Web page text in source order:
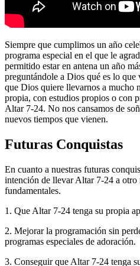
Siempre que cumplimos un año
programa especial en el que le
permitido estar en antena un año
preguntándole a Dios qué es lo que
que Dios quiere llevarnos a mucho
propia, con estudios propios o con
Altar 7-24. No nos cansamos de
nuevos tiempos que vienen.
Futuras Conquistas
En cuanto a nuestras futuras
intención de llevar Altar 7-24 a otro
fundamentales.
1. Que Altar 7-24 tenga su propia
2. Mejorar la programación sin
programas especiales de adoración.
3. Conseguir que Altar 7-24 tenga